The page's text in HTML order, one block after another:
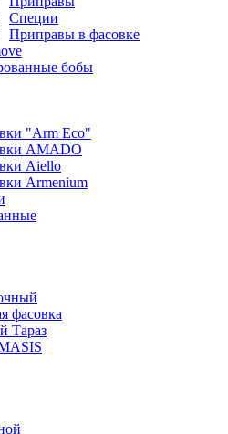
Специи
Приправы в фасовке
бобы
"Arm Eco"
AMADO
Aiello
Armenium
фасовка
Тараз